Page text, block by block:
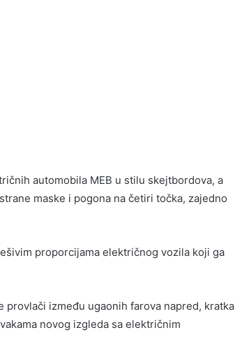
automobila MEB u stilu skejtbordova, a
maske i pogona na četiri točka, zajedno
proporcijama električnog vozila koji ga
između ugaonih farova napred, kratka
novog izgleda sa električnim